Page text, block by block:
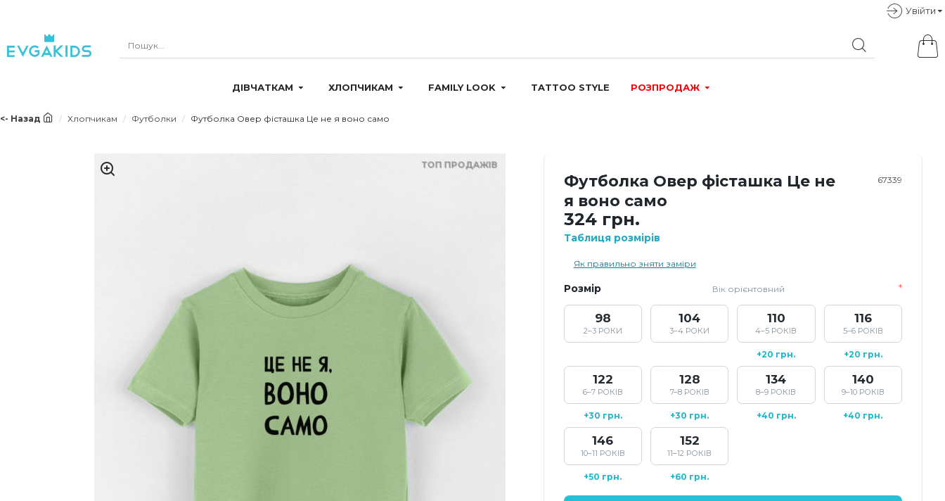
Увiйти
ДІВЧАТКАМ ХЛОПЧИКАМ FAMILY LOOK TATTOO STYLE РОЗПРОДАЖ
<- Назад Хлопчикам Футболки Футболка Овер фісташка Це не я воно само
ТОП ПРОДАЖІВ
Футболка Овер фісташка Це не
я воно само
67339
324 грн.
Таблиця розмірів
Як правильно зняти заміри
Розмір Вік орієнтовний
98
2–3 РОКИ
104
3–4 РОКИ
110
4–5 РОКІВ
+20 грн.
116
5–6 РОКІВ
+20 грн.
122
6–7 РОКІВ
+30 грн.
128
7–8 РОКІВ
+30 грн.
134
8–9 РОКІВ
+40 грн.
140
9–10 РОКІВ
+40 грн.
146
10–11 РОКІВ
+50 грн.
152
11–12 РОКІВ
+60 грн.